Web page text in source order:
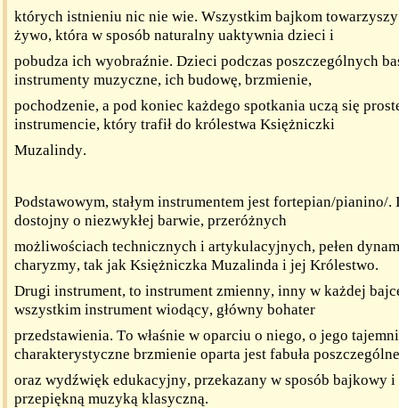
których istnieniu nic nie wie. Wszystkim bajkom
żywo, która w sposób naturalny uaktywnia dzieci i
pobudza ich wyobraźnie. Dzieci podczas poszczególnych
instrumenty muzyczne, ich budowę, brzmienie,
pochodzenie, a pod koniec każdego spotkania uczą się
instrumencie, który trafił do królestwa Księżniczki
Muzalindy.
Podstawowym, stałym instrumentem jest fortepian/pianino/
dostojny o niezwykłej barwie, przeróżnych
możliwościach technicznych i artykulacyjnych, pełen
charyzmy, tak jak Księżniczka Muzalinda i jej Królestwo.
Drugi instrument, to instrument zmienny, inny w każdej
wszystkim instrument wiodący, główny bohater
przedstawienia. To właśnie w oparciu o niego, o jego
charakterystyczne brzmienie oparta jest fabuła
oraz wydźwięk edukacyjny, przekazany w sposób bajkowy
przepiękną muzyką klasyczną.